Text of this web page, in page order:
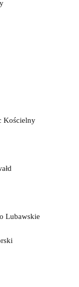
Kościelny
Lubawskie